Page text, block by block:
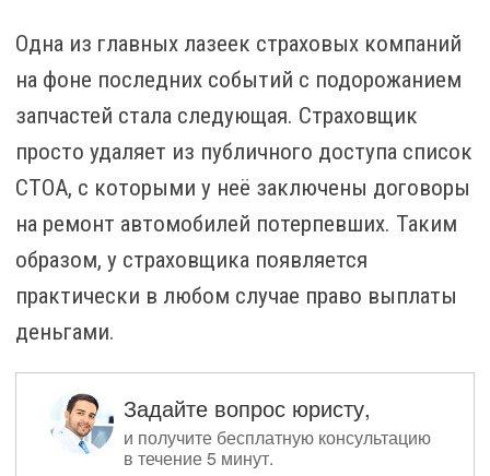
Одна из главных лазеек страховых компаний
на фоне последних событий с подорожанием
запчастей стала следующая. Страховщик
просто удаляет из публичного доступа список
СТОА, с которыми у неё заключены договоры
на ремонт автомобилей потерпевших. Таким
образом, у страховщика появляется
практически в любом случае право выплаты
деньгами.